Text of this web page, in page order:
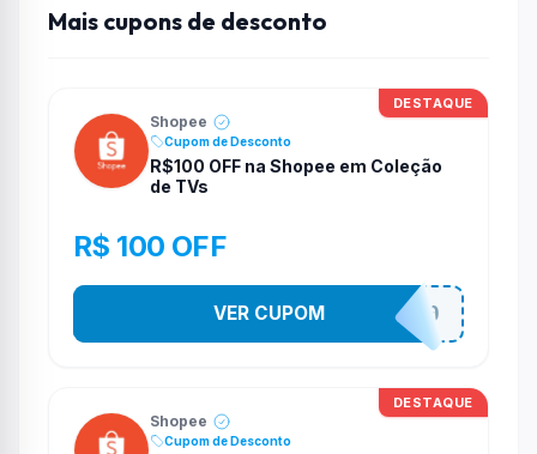
Mais cupons de desconto
DESTAQUE
Shopee
Cupom de Desconto
R$100 OFF na Shopee em Coleção
de TVs
R$ 100 OFF
TV100
VER CUPOM
DESTAQUE
Shopee
Cupom de Desconto